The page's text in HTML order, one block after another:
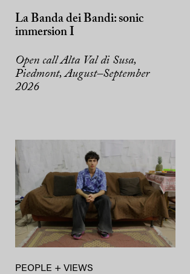
La Banda dei Bandi: sonic
immersion I
Open call Alta Val di Susa,
Piedmont, August–September
2026
PEOPLE + VIEWS